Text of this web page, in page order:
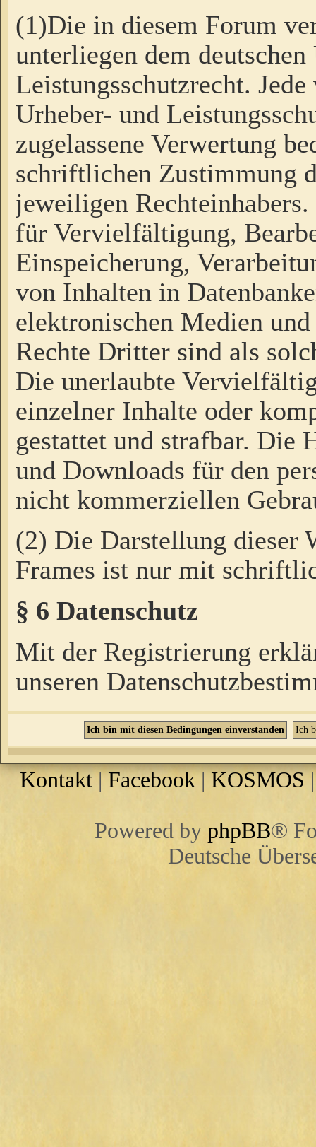
(1)Die in diesem Forum
unterliegen dem
Leistungsschutzrecht.
Urheber- und
zugelassene Verwertung
schriftlichen Zustimmung
jeweiligen
für Vervielfältigung,
Einspeicherung,
von Inhalten in
elektronischen Medien
Rechte Dritter sind als
Die unerlaubte
einzelner Inhalte oder
gestattet und strafbar. Die
und Downloads für den
nicht kommerziellen
(2) Die Darstellung dieser
Frames ist nur mit
§ 6 Datenschutz
Mit der Registrierung
unseren
Kontakt |Facebook | KOSMOS
Powered by phpBB®
Deutsche